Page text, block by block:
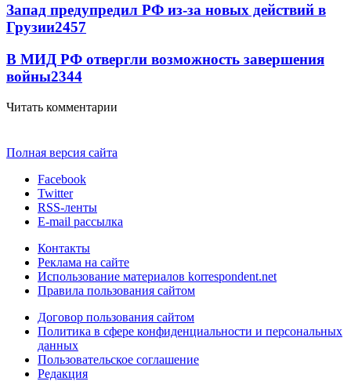
Запад предупредил РФ из-за новых действий в
Грузии2457
В МИД РФ отвергли возможность завершения
войны2344
Читать комментарии
Полная версия сайта
Facebook
Twitter
RSS-ленты
E-mail рассылка
Контакты
Реклама на сайте
Использование материалов korrespondent.net
Правила пользования сайтом
Договор пользования сайтом
Политика в сфере конфиденциальности и персональных
данных
Пользовательское соглашение
Редакция